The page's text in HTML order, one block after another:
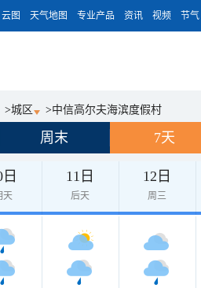
云图 天气地图 专业产品 资讯 视频 节气
>城区 >中信高尔夫海滨度假村
周末 7天
天
11日
后天
12日
周三